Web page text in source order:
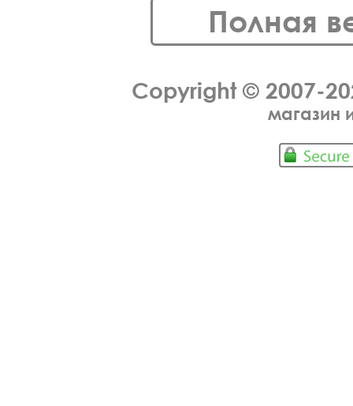
Полная
Copyright © 2007-
магазин